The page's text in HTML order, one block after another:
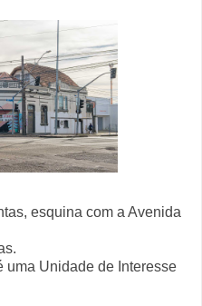
esquina com a Avenida
uma Unidade de Interesse